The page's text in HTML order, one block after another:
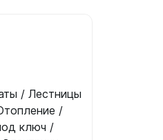
/ Лестницы
/
ключ /